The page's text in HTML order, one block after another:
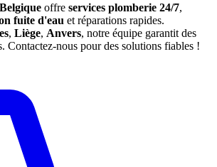
offre services plomberie 24/7,
fuite d'eau et réparations rapides.
, Liège, Anvers, notre équipe garantit des
Contactez-nous pour des solutions fiables !